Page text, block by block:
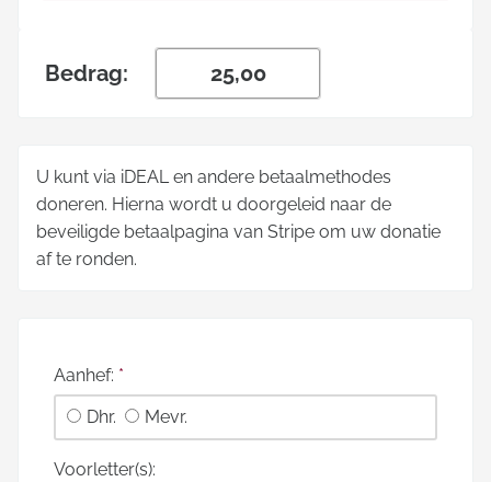
Bedrag:
U kunt via iDEAL en andere betaalmethodes
doneren. Hierna wordt u doorgeleid naar de
beveiligde betaalpagina van Stripe om uw donatie
af te ronden.
Aanhef: *
Dhr.
Mevr.
Voorletter(s):